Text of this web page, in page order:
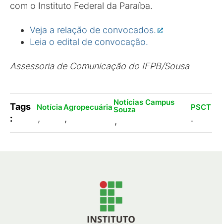
com o Instituto Federal da Paraíba.
Veja a relação de convocados.
Leia o edital de convocação.
Assessoria de Comunicação do IFPB/Sousa
Tags
:
Notícia
,
Agropecuária
,
Notícias Campus
Souza
,
PSCT
.